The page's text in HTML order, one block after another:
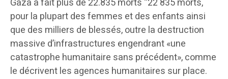
Gaza a fait plus de 22.835 morts “22 835 morts,
pour la plupart des femmes et des enfants ainsi
que des milliers de blessés, outre la destruction
massive d’infrastructures engendrant «une
catastrophe humanitaire sans précédent», comme
le décrivent les agences humanitaires sur place.